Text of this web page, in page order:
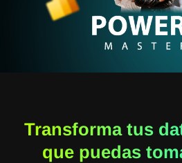
Transforma tus
que puedas